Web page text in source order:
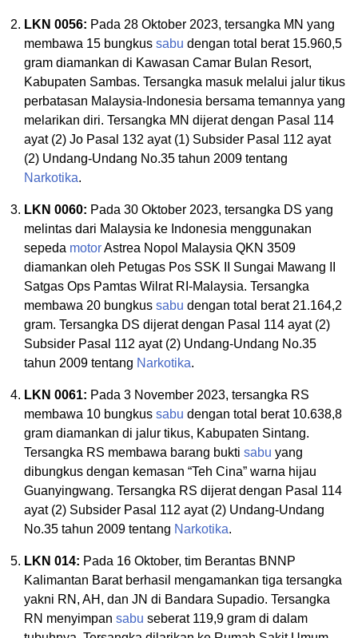
LKN 0056: Pada 28 Oktober 2023, tersangka MN yang
membawa 15 bungkus sabu dengan total berat 15.960,5
gram diamankan di Kawasan Camar Bulan Resort,
Kabupaten Sambas. Tersangka masuk melalui jalur tikus
perbatasan Malaysia-Indonesia bersama temannya yang
melarikan diri. Tersangka MN dijerat dengan Pasal 114
ayat (2) Jo Pasal 132 ayat (1) Subsider Pasal 112 ayat
(2) Undang-Undang No.35 tahun 2009 tentang
Narkotika.
LKN 0060: Pada 30 Oktober 2023, tersangka DS yang
melintas dari Malaysia ke Indonesia menggunakan
sepeda motorAstrea Nopol Malaysia QKN 3509
diamankan oleh Petugas Pos SSK II Sungai Mawang II
Satgas Ops Pamtas Wilrat RI-Malaysia. Tersangka
membawa 20 bungkus sabu dengan total berat 21.164,2
gram. Tersangka DS dijerat dengan Pasal 114 ayat (2)
Subsider Pasal 112 ayat (2) Undang-Undang No.35
tahun 2009 tentang Narkotika.
LKN 0061: Pada 3 November 2023, tersangka RS
membawa 10 bungkus sabu dengan total berat 10.638,8
gram diamankan di jalur tikus, Kabupaten Sintang.
Tersangka RS membawa barang bukti sabu yang
dibungkus dengan kemasan “Teh Cina” warna hijau
Guanyingwang. Tersangka RS dijerat dengan Pasal 114
ayat (2) Subsider Pasal 112 ayat (2) Undang-Undang
No.35 tahun 2009 tentang Narkotika.
LKN 014: Pada 16 Oktober, tim Berantas BNNP
Kalimantan Barat berhasil mengamankan tiga tersangka
yakni RN, AH, dan JN di Bandara Supadio. Tersangka
RN menyimpan sabu seberat 119,9 gram di dalam